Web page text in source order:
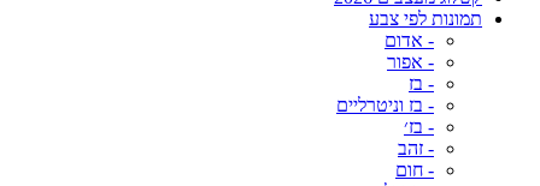
תמונות לפי צבע
- אדום
- אפור
- בז
- בז וניטרליים
- בז׳
- זהב
- חום